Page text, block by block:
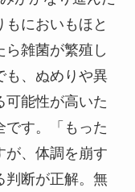
においもほと
ら雑菌が繁殖し
も、ぬめりや異
可能性が高いた
です。「もった
が、体調を崩す
判断が正解。無